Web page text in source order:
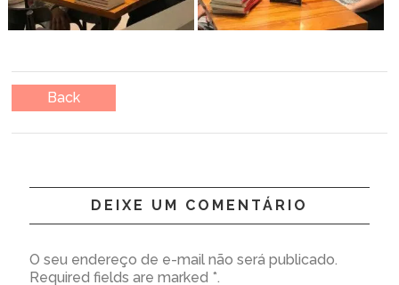
Back
DEIXE UM COMENTÁRIO
O seu endereço de e-mail não será publicado.
Required fields are marked *.